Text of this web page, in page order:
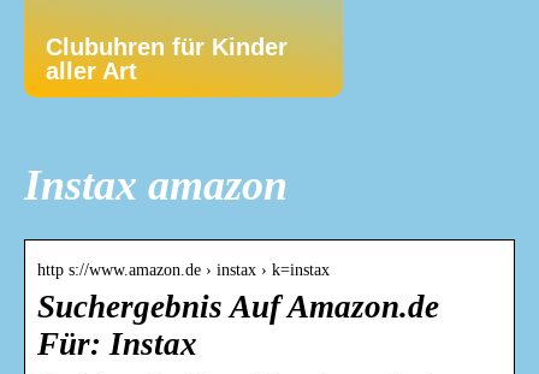
Clubuhren für Kinder
aller Art
Instax amazon
http s://www.amazon.de › instax › k=instax
Suchergebnis Auf Amazon.de
Für: Instax